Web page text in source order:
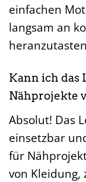
einfachen
langsam an
Kann ich das
Nähprojekte
Absolut! Das
einsetzbar
für
von Kleidung,